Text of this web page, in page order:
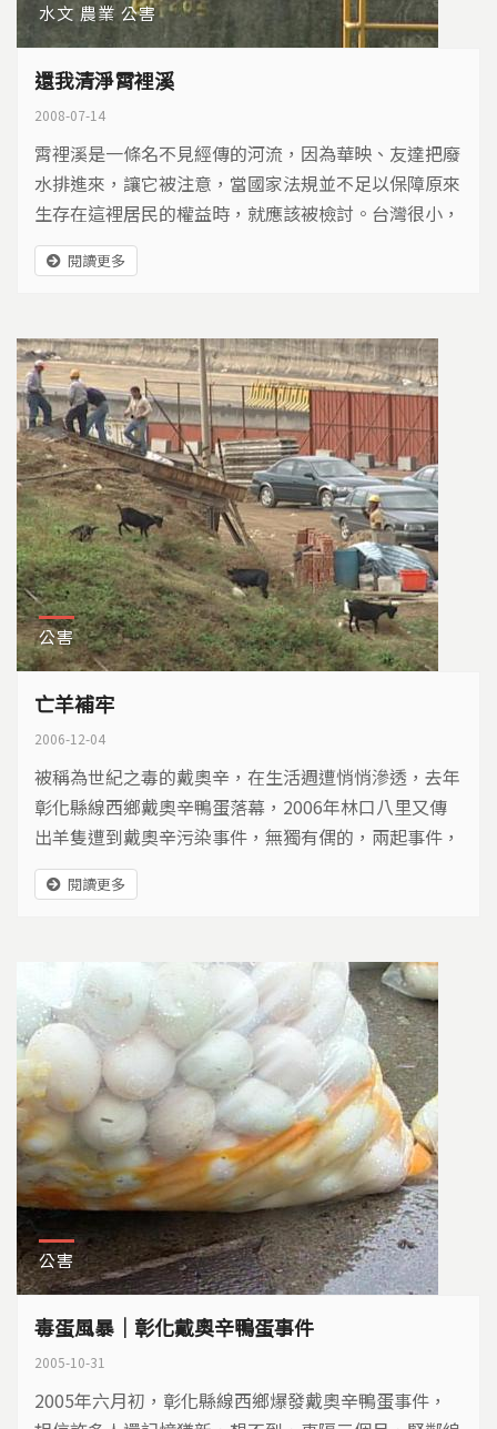
水文 農業 公害
還我清淨霄裡溪
2008-07-14
霄裡溪是一條名不見經傳的河流，因為華映、友達把廢
水排進來，讓它被注意，當國家法規並不足以保障原來
生存在這裡居民的權益時，就應該被檢討。台灣很小，
有多少的好山好水好土地可以這樣被犧牲？把土地、水
源都毀了，住在這塊土地上的人還能平安嗎？
閱讀更多
公害
亡羊補牢
2006-12-04
被稱為世紀之毒的戴奧辛，在生活週遭悄悄滲透，去年
彰化縣線西鄉戴奧辛鴨蛋落幕，2006年林口八里又傳
出羊隻遭到戴奧辛污染事件，無獨有偶的，兩起事件，
都是透過衛生署委託食品安全調查研究中，才被揭露，
台灣食品安全是否亮起紅燈？能不能在戴奧辛污染事件
閱讀更多
公害
毒蛋風暴｜彰化戴奧辛鴨蛋事件
2005-10-31
2005年六月初，彰化縣線西鄉爆發戴奧辛鴨蛋事件，